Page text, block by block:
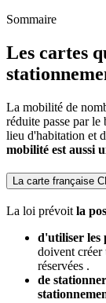
Sommaire
Les cartes
La mobilité de
réduite passe par
lieu d'habitation et
mobilité est aussi
La carte française
La loi prévoit la
d'utiliser les
doivent créer
réservées .
de